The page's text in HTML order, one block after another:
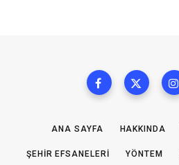
ANA SAYFA HAKKINDA
ŞEHIR EFSANELERI YÖNTEM